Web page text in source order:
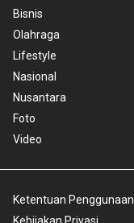
Bisnis
Olahraga
Lifestyle
Nasional
Nusantara
Foto
Video
Ketentuan Penggunaan
Kebijakan Privasi